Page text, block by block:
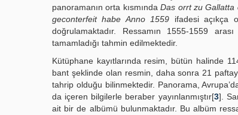
panoramanın orta kısmındaDas orrt zu
geconterfeit habe Anno 1559 ifadesi açıkça
doğrulamaktadır. Ressamın 1555-1559
tamamladığı tahmin edilmektedir.
Kütüphane kayıtlarında resim, bütün halinde
bant şeklinde olan resmin, daha sonra 21
tahrip olduğu bilinmektedir. Panorama,
da içeren bilgilerle beraber yayınlanmıştır[3].
ait bir de albümü bulunmaktadır. Bu albüm